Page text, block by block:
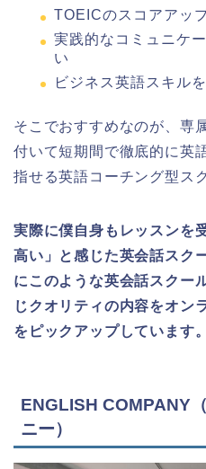
TOEICのスコアアッ
実践的なコミュニケ
い
ビジネス英語スキル
そこでおすすめなのが、専
付いて短期間で徹底的に英
指せる英語コーチング型ス
実際に僕自身もレッスンを
高い」と感じた英会話スク
にこのような英会話スクー
じクオリティの内容をオン
をピックアップしています。
ENGLISH COMPANY
ニー）